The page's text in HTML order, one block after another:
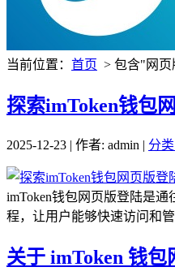
当前位置： 首页 > 包含"网
探索imToken钱包
2025-12-23 | 作者: admin | 分
imToken钱包网页版登陆是
程，让用户能够快速访问和
关于 imToken 钱